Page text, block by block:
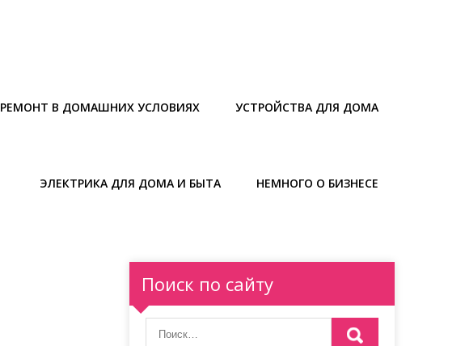
РЕМОНТ В ДОМАШНИХ УСЛОВИЯХ УСТРОЙСТВА ДЛЯ ДОМА
ЭЛЕКТРИКА ДЛЯ ДОМА И БЫТА НЕМНОГО О БИЗНЕСЕ
Поиск по сайту